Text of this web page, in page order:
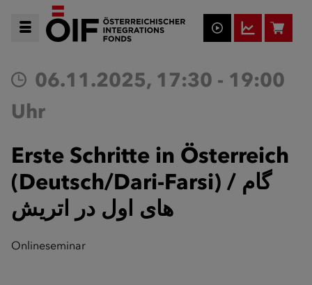
06.11.2025, 17:30 - 19:00
Uhr
Erste Schritte in Österreich
(Deutsch/Dari-Farsi) / گام
های اول در اتریش
Onlineseminar